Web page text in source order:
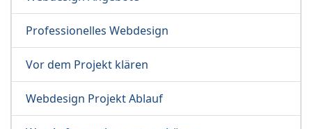
Professionelles Webdesign
Vor dem Projekt klären
Webdesign Projekt Ablauf